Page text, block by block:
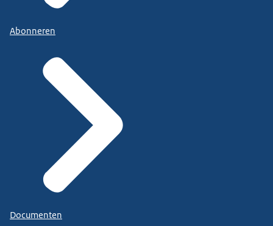
Abonneren
Documenten